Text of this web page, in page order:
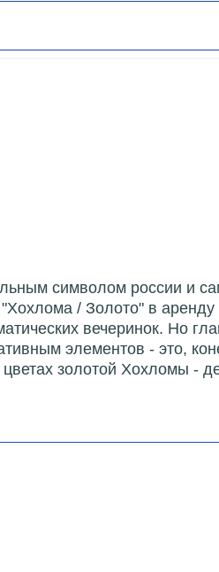
символом россии и
/ Золото" в аренду
вечеринок. Но
элементов - это,
золотой Хохломы -